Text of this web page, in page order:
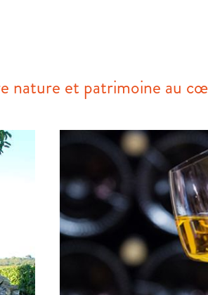
nature et patrimoine au